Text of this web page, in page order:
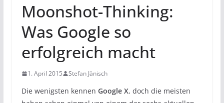
Moonshot-Thinking:
Was Google so
erfolgreich macht
1. April 2015 Stefan Jänisch
Die wenigsten kennen Google X, doch die meisten